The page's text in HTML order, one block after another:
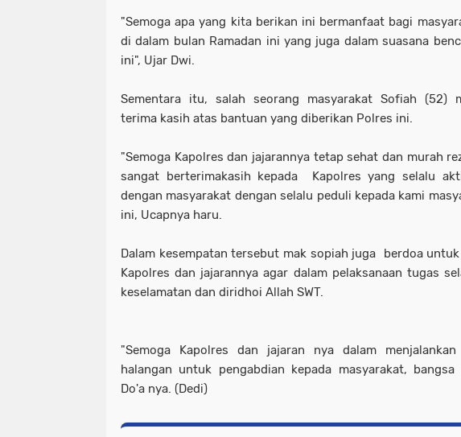
"Semoga apa yang kita berikan ini bermanfaat bagi
di dalam bulan Ramadan ini yang juga dalam suasana
ini", Ujar Dwi.
Sementara itu, salah seorang masyarakat Sofiah (52)
terima kasih atas bantuan yang diberikan Polres ini.
"Semoga Kapolres dan jajarannya tetap sehat dan murah
sangat berterimakasih kepada Kapolres yang selalu
dengan masyarakat dengan selalu peduli kepada kami
ini, Ucapnya haru.
Dalam kesempatan tersebut mak sopiah juga berdoa
Kapolres dan jajarannya agar dalam pelaksanaan tugas
keselamatan dan diridhoi Allah SWT.
"Semoga Kapolres dan jajaran nya dalam
halangan untuk pengabdian kepada masyarakat, bangsa
Do'a nya. (Dedi)